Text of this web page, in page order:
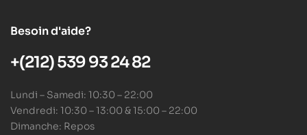
Besoin d'aide?
+(212) 539 93 24 82
Lundi – Samedi: 10:30 – 22:00
Vendredi: 10:30 – 13:00 & 15:00 – 22:00
Dimanche: Repos